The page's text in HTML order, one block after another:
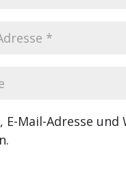
E-Mail-Adresse